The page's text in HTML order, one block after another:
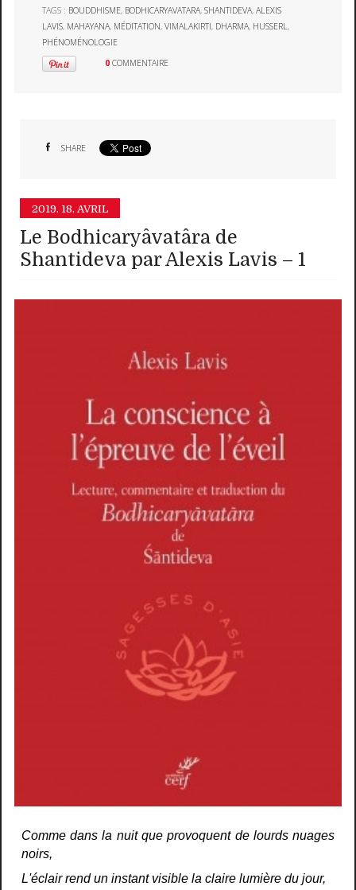
TAGS : BOUDDHISME, BODHICARYAVATARA,SHANTIDEVA,ALEXIS
LAVIS, MAHAYANA, MÉDITATION,VIMALAKIRTI, DHARMA, HUSSERL ,
PHÉNOMÉNOLOGIE
0 COMMENTAIRE
SHARE
2019. 18. AVRIL
Le Bodhicaryâvatâra de
Shantideva par Alexis Lavis – 1
Comme dans la nuit que provoquent de lourds nuages
noirs,
L'éclair rend un instant visible la claire lumière du jour,